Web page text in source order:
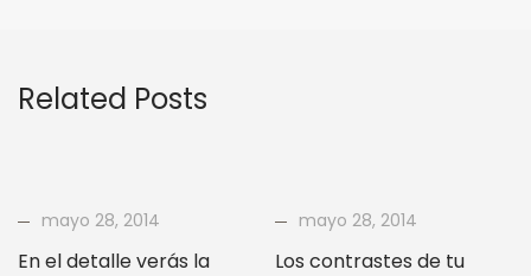
Related Posts
mayo 28, 2014
En el detalle verás la
mayo 28, 2014
Los contrastes de tu